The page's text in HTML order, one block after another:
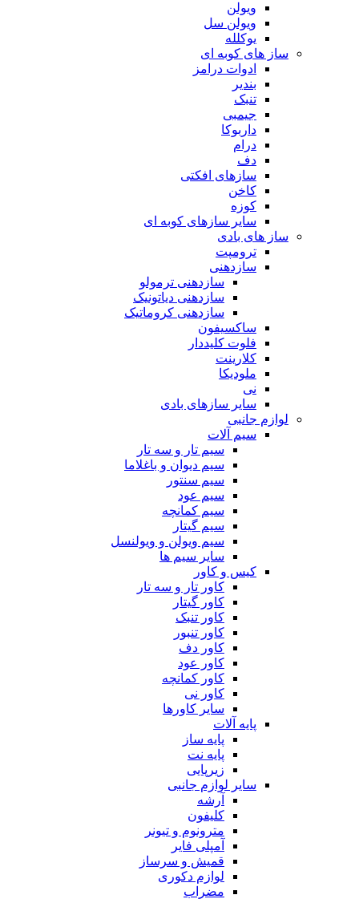
ویولن
ویولن سل
یوکلله
ساز های کوبه ای
ادوات درامز
بندیر
تنبک
جیمبی
داربوکا
درام
دف
سازهای افکتی
کاخن
کوزه
سایر سازهای کوبه ای
ساز های بادی
ترومپت
سازدهنی
سازدهنی ترمولو
سازدهنی دیاتونیک
سازدهنی کروماتیک
ساکسیفون
فلوت کلیددار
کلارینت
ملودیکا
نی
سایر سازهای بادی
لوازم جانبی
سیم آلات
سیم تار و سه تار
سیم دیوان و باغلاما
سیم سنتور
سیم عود
سیم کمانچه
سیم گیتار
سیم ویولن و ویولنسل
سایر سیم ها
کیس و کاور
کاور تار و سه تار
کاور گیتار
کاور تنبک
کاور تنبور
کاور دف
کاور عود
کاور کمانچه
کاور نی
سایر کاورها
پایه آلات
پایه ساز
پایه نت
زیرپایی
سایر لوازم جانبی
آرشه
کلیفون
مترونوم و تیونر
آمپلی فایر
قمیش و سرساز
لوازم دکوری
مضراب